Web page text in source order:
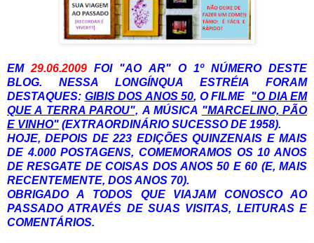
EM29.06.2009 FOI "AO AR" O 1º NÚMERO DESTE
BLOG. NESSA LONGÍNQUA ESTRÉIA FORAM
DESTAQUES: GIBIS DOS ANOS 50, O FILME "O DIA EM
QUE A TERRA PAROU", A MÚSICA "MARCELINO, PÃO
E VINHO" (EXTRAORDINÁRIO SUCESSO DE 1958).
HOJE, DEPOIS DE 223 EDIÇÕES QUINZENAIS E MAIS
DE 4.000 POSTAGENS, COMEMORAMOS OS 10 ANOS
DE RESGATE DE COISAS DOS ANOS 50 E 60 (E, MAIS
RECENTEMENTE, DOS ANOS 70).
OBRIGADO A TODOS QUE VIAJAM CONOSCO AO
PASSADO ATRAVÉS DE SUAS VISITAS, LEITURAS E
COMENTÁRIOS.